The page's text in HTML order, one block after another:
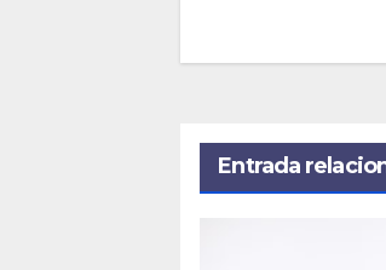
Entrada